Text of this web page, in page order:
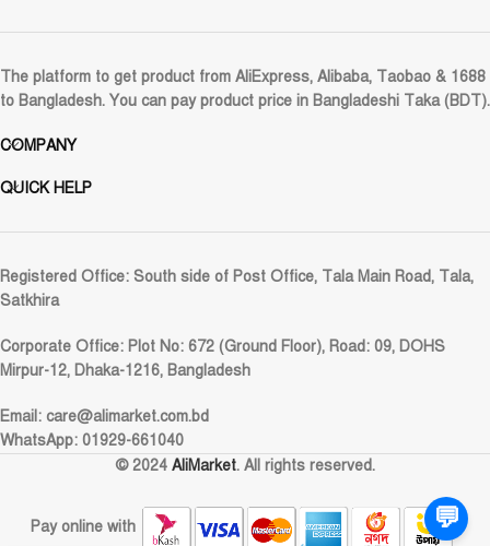
The platform to get product from AliExpress, Alibaba, Taobao & 1688
to Bangladesh. You can pay product price in Bangladeshi Taka (BDT).
COMPANY
QUICK HELP
Registered Office: South side of Post Office, Tala Main Road, Tala,
Satkhira
Corporate Office: Plot No: 672 (Ground Floor), Road: 09, DOHS
Mirpur-12, Dhaka-1216, Bangladesh
Email: care@alimarket.com.bd
WhatsApp: 01929-661040
© 2024 AliMarket. All rights reserved.
Pay online with 💬